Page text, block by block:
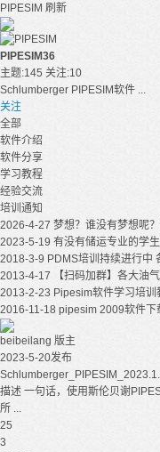
PIPESIM 刷新
PIPESIM36
主题:145 关注:10
Schlumberger PIPESIM软件 ...
关注
全部
软件介绍
软件分享
学习教程
经验交流
培训通知
2026-4-27 梦想？谁没有梦想呢
2023-5-19 有没有储运专业的学
2018-3-9 PDMS培训持续进行中
2013-4-17
【扫码加群】各大油
2013-2-23 Pipesim软件学习培训
2016-11-18 pipesim 2009软件下
beibeilang 版主
2023-5-20发布
描述 一句话，使用斯伦贝谢
所 ...
25
3